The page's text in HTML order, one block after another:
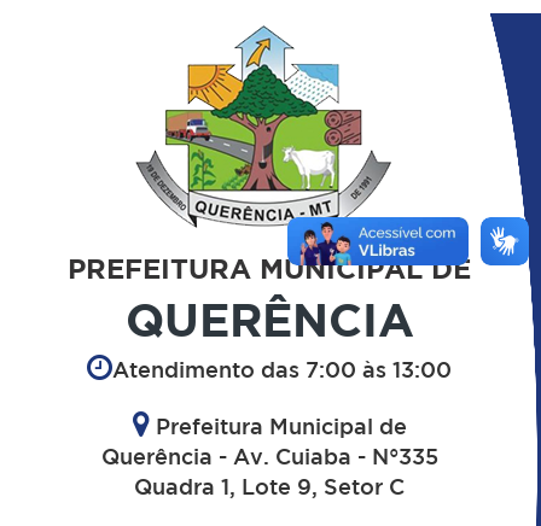
PREFEITURA MUNICIPAL DE
QUERÊNCIA
Atendimento das 7:00 às 13:00
Prefeitura Municipal de
Querência - Av. Cuiaba - N°335
Quadra 1, Lote 9, Setor C